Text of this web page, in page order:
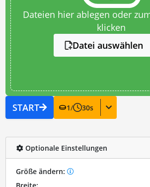
Dateien hier ablegen oder
klicken
Datei auswählen
START 1/ 30s
Optionale Einstellungen
Größe ändern: